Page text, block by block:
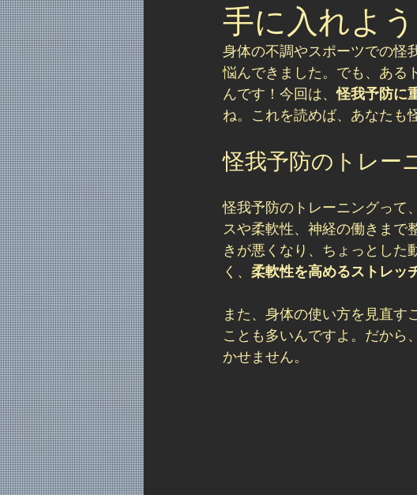
手に入れよう
身体の不調やスポーツでの怪
悩んできました。でも、ある
んです！今回は、怪我予防に
ね。これを読めば、あなたも
怪我予防のトレー
怪我予防のトレーニングって
スや柔軟性、神経の働きまで
きが悪くなり、ちょっとした
く、 柔軟性を高めるストレッ
また、身体の使い方を見直す
ことも多いんですよ。だから
かせません。